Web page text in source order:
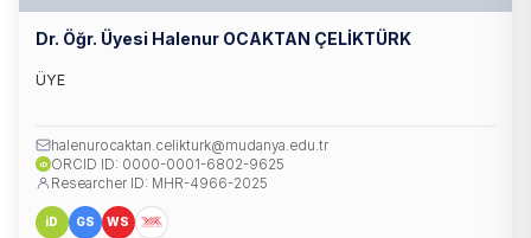
Dr. Öğr. Üyesi Halenur OCAKTAN ÇELİKTÜRK
ÜYE
halenurocaktan.celikturk@mudanya.edu.tr
iD ORCID ID: 0000-0001-6802-9625
Researcher ID: MHR-4966-2025
iD GS WS